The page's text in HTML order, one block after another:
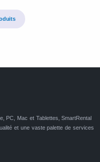
PC, Mac et Tablettes, SmartRental
et une vaste palette de services